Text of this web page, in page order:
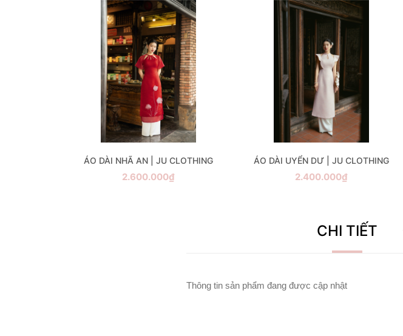
ÁO DÀI NHÃ AN | JU CLOTHING
2.600.000₫
ÁO DÀI UYỂN DƯ | JU CLOTHING
2.400.000₫
CHI TIẾT
Thông tin sản phẩm đang được cập nhật